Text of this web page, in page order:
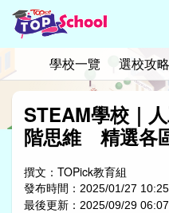
STEAM學校｜
階思維 精選各
撰文： TOPick教育組
發布時間： 2025/01/27 10:25
最後更新： 2025/09/29 06:07
學校一覽 選校攻略